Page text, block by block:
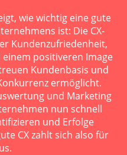
wie wichtig eine gute
ist: Die CX-
Kundenzufriedenheit,
positiveren Image
Kundenbasis und
ermöglicht.
und Marketing
nun schnell
und Erfolge
CX zahlt sich also für